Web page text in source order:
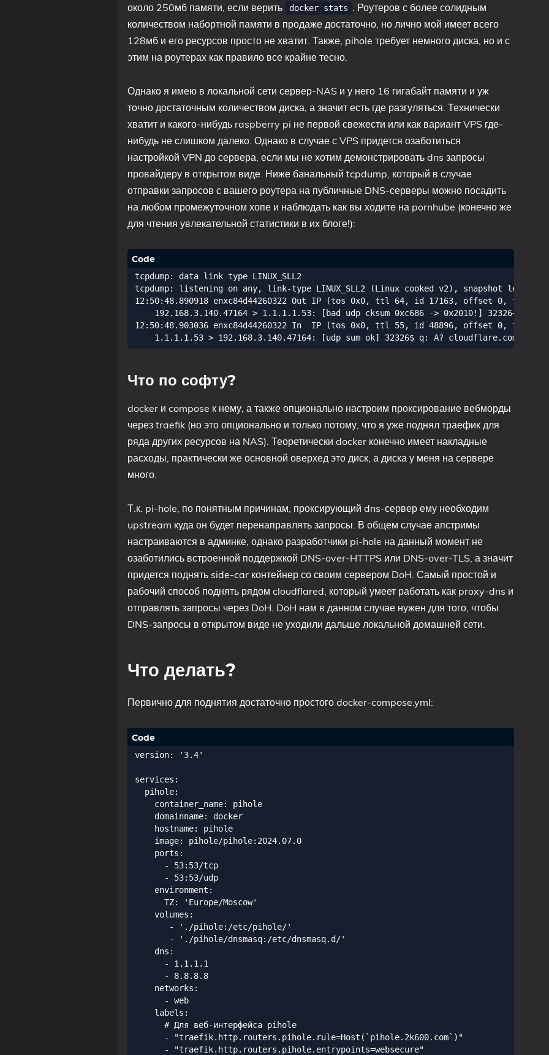
около 250мб памяти, если верить
docker stats
. Роутеров с более солидным
количеством набортной памяти в продаже достаточно, но лично мой имеет всего
128мб и его ресурсов просто не хватит. Также, pihole требует немного диска, но и с
этим на роутерах как правило все крайне тесно.
Однако я имею в локальной сети сервер-NAS и у него 16 гигабайт памяти и уж
точно достаточным количеством диска, а значит есть где разгуляться. Технически
хватит и какого-нибудь raspberry pi не первой свежести или как вариант VPS где-
нибудь не слишком далеко. Однако в случае с VPS придется озаботиться
настройкой VPN до сервера, если мы не хотим демонстрировать dns запросы
провайдеру в открытом виде. Ниже банальный tcpdump, который в случае
отправки запросов с вашего роутера на публичные DNS-серверы можно посадить
на любом промежуточном хопе и наблюдать как вы ходите на pornhube (конечно же
для чтения увлекательной статистики в их блоге!):
tcpdump: data link type LINUX_SLL2
tcpdump: listening on any, link-type LINUX_SLL2 (Linux cooked v2), snapshot length
12:50:48.890918 enxc84d44260322 Out IP (tos 0x0, ttl 64, id 17163, offset 0, flags
192.168.3.140.47164 > 1.1.1.1.53: [bad udp cksum 0xc686 -> 0x2010!] 32326+
12:50:48.903036 enxc84d44260322 In  IP (tos 0x0, ttl 55, id 48896, offset 0, flags
Что по софту?
docker и compose к нему, а также опционально настроим проксирование вебморды
через traefik (но это опционально и только потому, что я уже поднял траефик для
ряда других ресурсов на NAS). Теоретически docker конечно имеет накладные
расходы, практически же основной оверхед это диск, а диска у меня на сервере
много.
Т.к. pi-hole, по понятным причинам, проксирующий dns-сервер ему необходим
upstream куда он будет перенаправлять запросы. В общем случае апстримы
настраиваются в админке, однако разработчики pi-hole на данный момент не
озаботились встроенной поддержкой DNS-over-HTTPS или DNS-over-TLS, а значит
придется поднять side-car контейнер со своим сервером DoH. Самый простой и
рабочий способ поднять рядом cloudflared, который умеет работать как proxy-dns и
отправлять запросы через DoH. DoH нам в данном случае нужен для того, чтобы
DNS-запросы в открытом виде не уходили дальше локальной домашней сети.
Что делать?
Первично для поднятия достаточно простого docker-compose.yml:
version: '3.4'
services:
  pihole:
    container_name: pihole
    domainname: docker
    hostname: pihole
    image: pihole/pihole:2024.07.0
    ports:
      - 53:53/tcp
      - 53:53/udp
    environment:
      TZ: 'Europe/Moscow'
    volumes:
       - './pihole:/etc/pihole/'
       - './pihole/dnsmasq:/etc/dnsmasq.d/'
    dns:
      - 1.1.1.1
      - 8.8.8.8
    networks:
      - web
    labels:
      # Для веб-интерфейса pihole
      - "traefik.http.routers.pihole.rule=Host(`pihole.2k600.com`)"
      - "traefik.http.routers.pihole.entrypoints=websecure"